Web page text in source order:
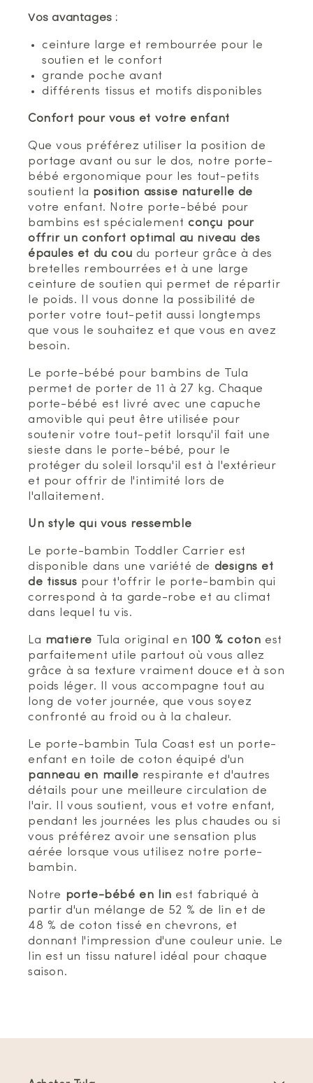
Vos avantages :
ceinture large et rembourrée pour le
soutien et le confort
grande poche avant
différents tissus et motifs disponibles
Confort pour vous et votre enfant
Que vous préférez utiliser la position de
portage avant ou sur le dos, notre porte-
bébé ergonomique pour les tout-petits
soutient la position assise naturelle de
votre enfant. Notre porte-bébé pour
bambins est spécialementconçu pour
offrir un confort optimal au niveau des
épaules et du cou du porteur grâce à des
bretelles rembourrées et à une large
ceinture de soutien qui permet de répartir
le poids. Il vous donne la possibilité de
porter votre tout-petit aussi longtemps
que vous le souhaitez et que vous en avez
besoin.
Le porte-bébé pour bambins de Tula
permet de porter de 11 à 27 kg. Chaque
porte-bébé est livré avec une capuche
amovible qui peut être utilisée pour
soutenir votre tout-petit lorsqu'il fait une
sieste dans le porte-bébé, pour le
protéger du soleil lorsqu'il est à l'extérieur
et pour offrir de l'intimité lors de
l'allaitement.
Un style qui vous ressemble
Le porte-bambin Toddler Carrier est
disponible dans une variété de designs et
de tissus pour t'offrir le porte-bambin qui
correspond à ta garde-robe et au climat
dans lequel tu vis.
La matière Tula original en 100 % coton est
parfaitement utile partout où vous allez
grâce à sa texture vraiment douce et à son
poids léger. Il vous accompagne tout au
long de voter journée, que vous soyez
confronté au froid ou à la chaleur.
Le porte-bambin Tula Coast est un porte-
enfant en toile de coton équipé d'un
panneau en maille respirante et d'autres
détails pour une meilleure circulation de
l'air. Il vous soutient, vous et votre enfant,
pendant les journées les plus chaudes ou si
vous préférez avoir une sensation plus
aérée lorsque vous utilisez notre porte-
bambin.
Notre porte-bébé en lin est fabriqué à
partir d'un mélange de 52 % de lin et de
48 % de coton tissé en chevrons, et
donnant l'impression d'une couleur unie. Le
lin est un tissu naturel idéal pour chaque
saison.